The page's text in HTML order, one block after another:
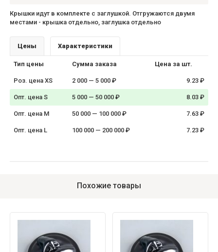
Крышки идут в комплекте с заглушкой. Отгружаются двумя
местами - крышка отдельно, заглушка отдельно
Цены Характеристики
Тип цены Сумма заказа Цена за шт.
Роз. цена XS 2 000 — 5 000 ₽ 9.23 ₽
Опт. цена S 5 000 — 50 000 ₽ 8.03 ₽
Опт. цена M 50 000 — 100 000 ₽ 7.63 ₽
Опт. цена L 100 000 — 200 000 ₽ 7.23 ₽
Похожие товары